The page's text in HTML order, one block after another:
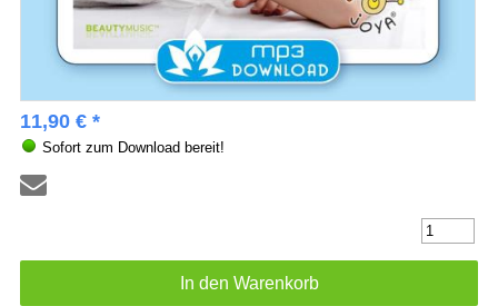
11,90 € *
Sofort zum Download bereit!